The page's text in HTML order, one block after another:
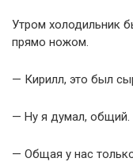
Утром холодильник
прямо ножом.
— Кирилл, это был
— Ну я думал, общий.
— Общая у нас